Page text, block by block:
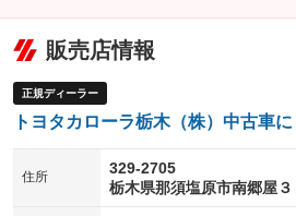
販売店情報
正規ディーラー
トヨタカローラ栃木（株）中古車
住所
329-2705
栃木県那須塩原市南郷屋３